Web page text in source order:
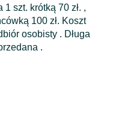
szt. krótką 70 zł. ,
100 zł. Koszt
osobisty . Długa
.